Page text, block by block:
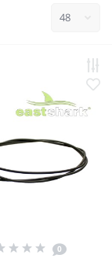
0